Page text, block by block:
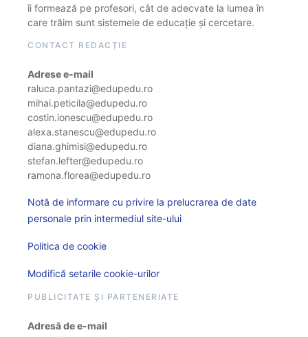
îi formează pe profesori, cât de adecvate la lumea în
care trăim sunt sistemele de educație și cercetare.
CONTACT REDACȚIE
Adrese e-mail
raluca.pantazi@edupedu.ro
mihai.peticila@edupedu.ro
costin.ionescu@edupedu.ro
alexa.stanescu@edupedu.ro
diana.ghimisi@edupedu.ro
stefan.lefter@edupedu.ro
ramona.florea@edupedu.ro
Notă de informare cu privire la prelucrarea de date
personale prin intermediul site-ului
Politica de cookie
Modifică setarile cookie-urilor
PUBLICITATE ȘI PARTENERIATE
Adresă de e-mail